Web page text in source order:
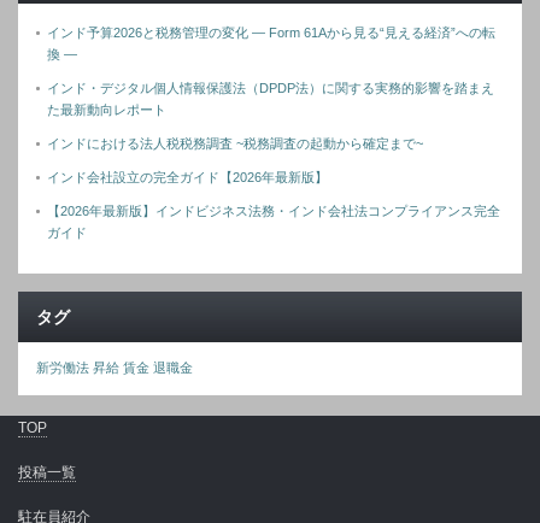
インド予算2026と税務管理の変化 ― Form 61Aから見る“見える経済”への転
換 ―
インド・デジタル個人情報保護法（DPDP法）に関する実務的影響を踏まえ
た最新動向レポート
インドにおける法人税税務調査 ~税務調査の起動から確定まで~
インド会社設立の完全ガイド【2026年最新版】
【2026年最新版】インドビジネス法務・インド会社法コンプライアンス完全
ガイド
タグ
新労働法 昇給 賃金 退職金
TOP
投稿一覧
駐在員紹介